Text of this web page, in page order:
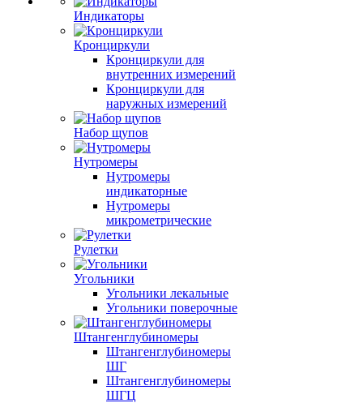
Индикаторы
Кронциркули
Кронциркули для
внутренних измерений
Кронциркули для
наружных измерений
Набор щупов
Нутромеры
Нутромеры
индикаторные
Нутромеры
микрометрические
Рулетки
Угольники
Угольники лекальные
Угольники поверочные
Штангенглубиномеры
Штангенглубиномеры
ШГ
Штангенглубиномеры
ШГЦ